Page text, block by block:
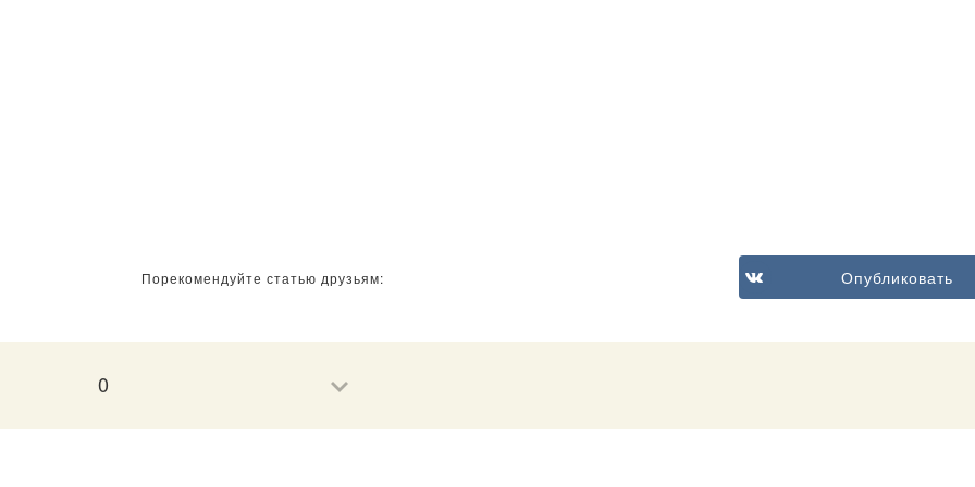
Порекомендуйте статью друзьям: Опубликовать
0